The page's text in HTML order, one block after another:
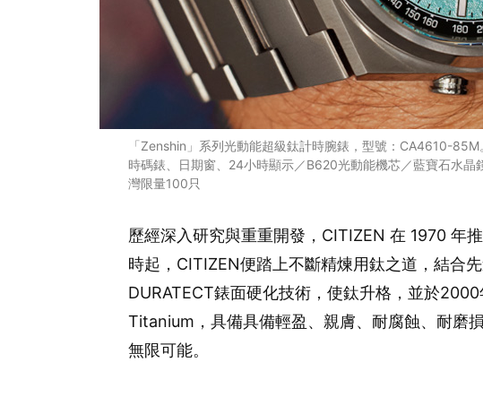
「Zenshin」系列光動能超級鈦計時腕錶，型號：CA4610-
時碼錶、日期窗、24小時顯示／B620光動能機芯／藍寶石水
灣限量100只
歷經深入研究與重重開發，CITIZEN 在 1970 年
時起，CITIZEN便踏上不斷精煉用鈦之道，結合
DURATECT錶面硬化技術，使鈦升格，並於
Titanium，具備具備輕盈、親膚、耐腐蝕、耐磨
無限可能。